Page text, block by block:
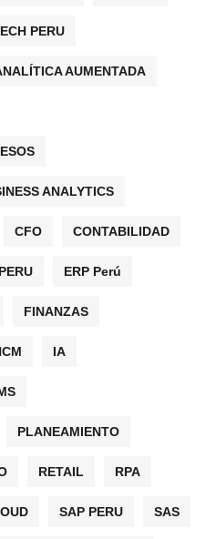
PERU
AUMENTADA
ANALYTICS
CFO CONTABILIDAD
ERP Perú
FINANZAS
IA
PLANEAMIENTO
RETAIL RPA
SAP PERU SAS